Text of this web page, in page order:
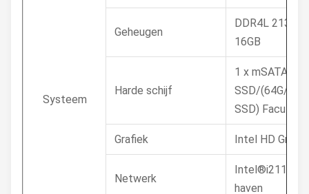
Systeem
Geheugen
DDR4L
16GB
Harde schijf
1 x mSATA 32G
SSD/(64G/
SSD)
Grafiek Intel HD
Netwerk
Intel®i211
haven